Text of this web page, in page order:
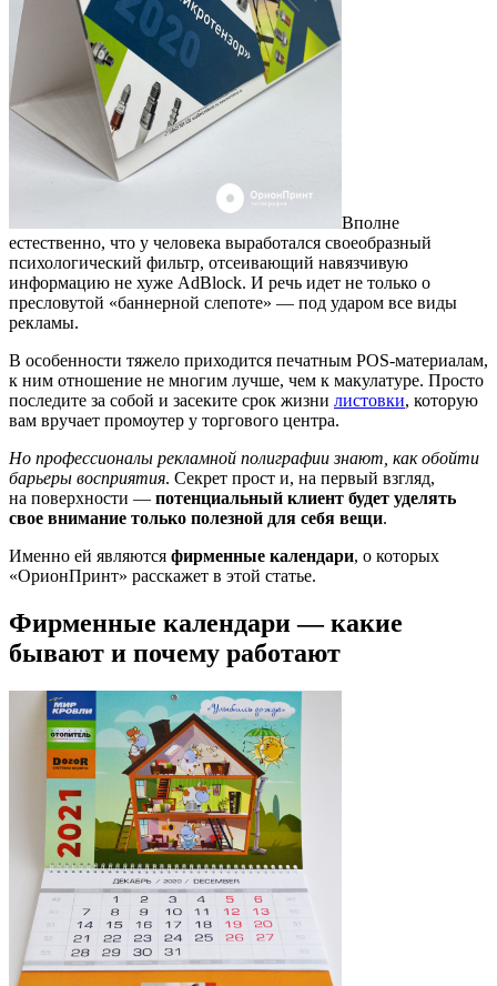
Вполне
естественно, что у человека выработался своеобразный
психологический фильтр, отсеивающий навязчивую
информацию не хуже AdBlock. И речь идет не только о
пресловутой «баннерной слепоте» — под ударом все виды
рекламы.
В особенности тяжело приходится печатным POS-материалам,
к ним отношение не многим лучше, чем к макулатуре. Просто
последите за собой и засеките срок жизни листовки, которую
вам вручает промоутер у торгового центра.
Но профессионалы рекламной полиграфии знают, как обойти
барьеры восприятия. Секрет прост и, на первый взгляд,
на поверхности — потенциальный клиент будет уделять
свое внимание только полезной для себя вещи.
Именно ей являются фирменные календари, о которых
«ОрионПринт» расскажет в этой статье.
Фирменные календари — какие
бывают и почему работают